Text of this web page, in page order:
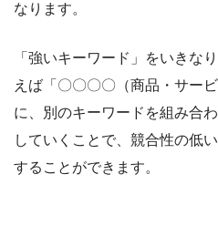
なります。
「強いキーワード」をいきな
えば「〇〇〇〇（商品・サー
に、
別のキーワードを組み合
していくことで、競合性の低
することができます。